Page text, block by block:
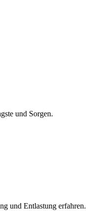
und Sorgen.
und Entlastung erfahren.